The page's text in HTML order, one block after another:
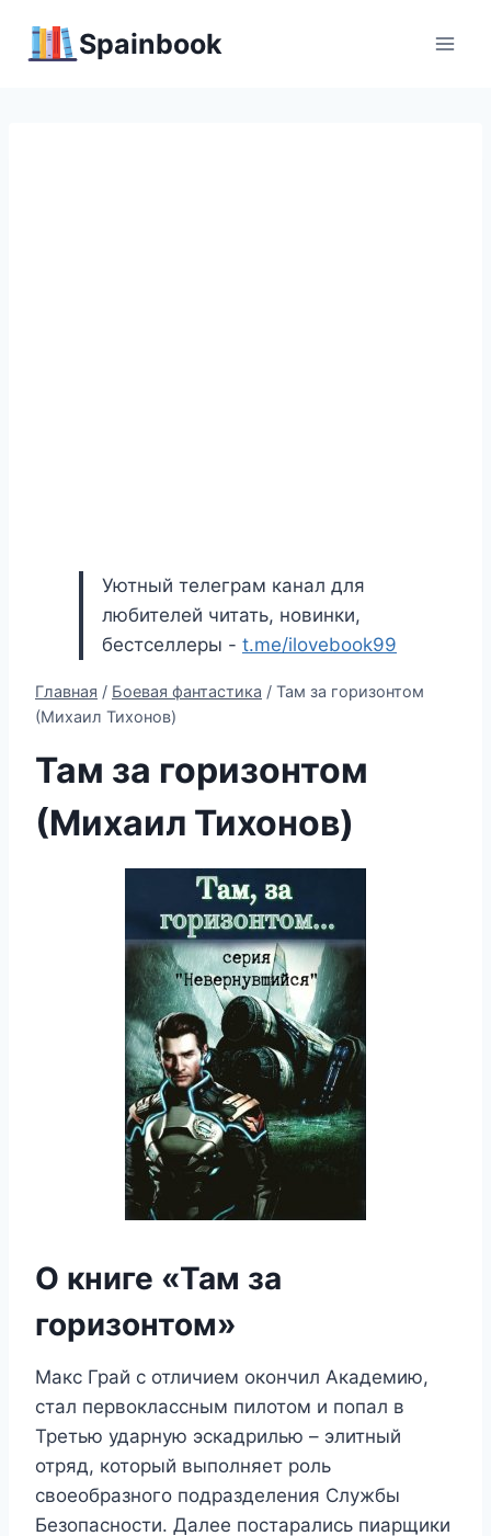
Spainbook
Уютный телеграм канал для
любителей читать, новинки,
бестселлеры - t.me/ilovebook99
Главная / Боевая фантастика / Там за горизонтом
(Михаил Тихонов)
Там за горизонтом
(Михаил Тихонов)
О книге «Там за
горизонтом»
Макс Грай с отличием окончил Академию,
стал первоклассным пилотом и попал в
Третью ударную эскадрилью – элитный
отряд, который выполняет роль
своеобразного подразделения Службы
Безопасности. Далее постарались пиарщики